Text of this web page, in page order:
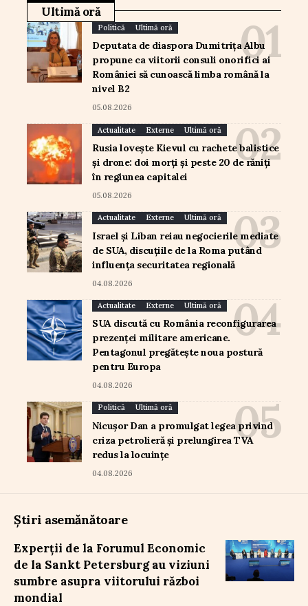
Ultimă oră
Politică Ultimă oră
Deputata de diaspora Dumitrița Albu
propune ca viitorii consuli onorifici ai
României să cunoască limba română la
nivel B2
05.08.2026
Actualitate Externe Ultimă oră
Rusia lovește Kievul cu rachete balistice
și drone: doi morți și peste 20 de răniți
în regiunea capitalei
05.08.2026
Actualitate Externe Ultimă oră
Israel și Liban reiau negocierile mediate
de SUA, discuțiile de la Roma putând
influența securitatea regională
04.08.2026
Actualitate Externe Ultimă oră
SUA discută cu România reconfigurarea
prezenței militare americane.
Pentagonul pregătește noua postură
pentru Europa
04.08.2026
Politică Ultimă oră
Nicușor Dan a promulgat legea privind
criza petrolieră și prelungirea TVA
redus la locuințe
04.08.2026
Știri asemănătoare
Experții de la Forumul Economic
de la Sankt Petersburg au viziuni
sumbre asupra viitorului război
mondial